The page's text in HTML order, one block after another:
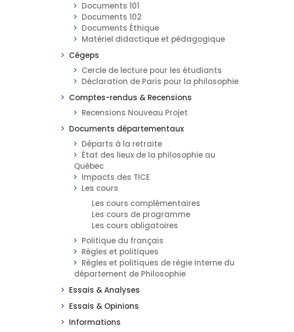
Documents 101
Documents 102
Documents Éthique
Matériel didactique et pédagogique
Cégeps
Cercle de lecture pour les étudiants
Déclaration de Paris pour la philosophie
Comptes-rendus & Recensions
Recensions Nouveau Projet
Documents départementaux
Départs à la retraite
État des lieux de la philosophie au
Québec
Impacts des TICE
Les cours
Les cours complémentaires
Les cours de programme
Les cours obligatoires
Politique du français
Règles et politiques
Règles et politiques de régie interne du
département de Philosophie
Essais & Analyses
Essais & Opinions
Informations